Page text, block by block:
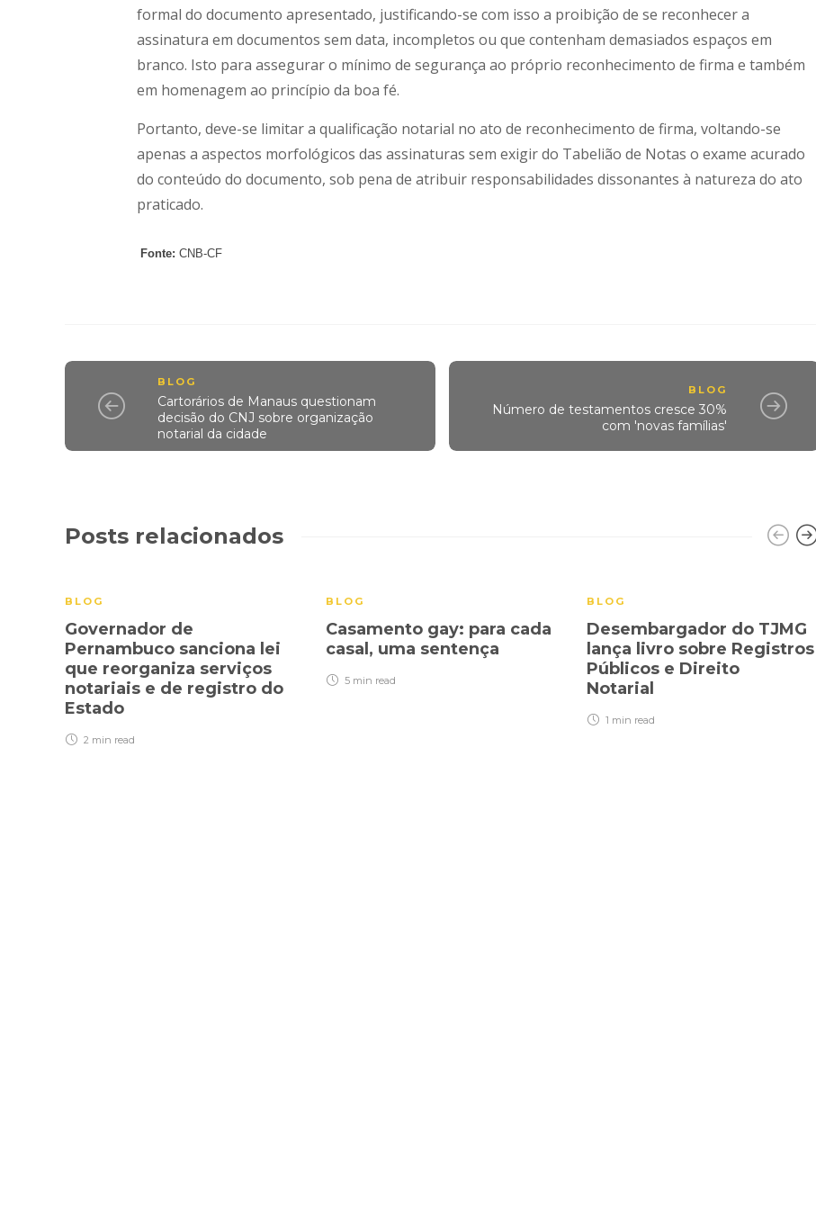
formal do documento apresentado, justificando-se com isso a proibição de se reconhecer a
assinatura em documentos sem data, incompletos ou que contenham demasiados espaços em
branco. Isto para assegurar o mínimo de segurança ao próprio reconhecimento de firma e também
em homenagem ao princípio da boa fé.
Portanto, deve-se limitar a qualificação notarial no ato de reconhecimento de firma, voltando-se
apenas a aspectos morfológicos das assinaturas sem exigir do Tabelião de Notas o exame acurado
do conteúdo do documento, sob pena de atribuir responsabilidades dissonantes à natureza do ato
praticado.
Fonte: CNB-CF
BLOG
Cartorários de Manaus questionam
decisão do CNJ sobre organização
notarial da cidade
BLOG
Número de testamentos cresce 30%
com 'novas famílias'
Posts relacionados
BLOG
Governador de
Pernambuco sanciona lei
que reorganiza serviços
notariais e de registro do
Estado
2 min read
BLOG
Casamento gay: para cada
casal, uma sentença
5 min read
BLOG
Desembargador do TJMG
lança livro sobre Registros
Públicos e Direito
Notarial
1 min read